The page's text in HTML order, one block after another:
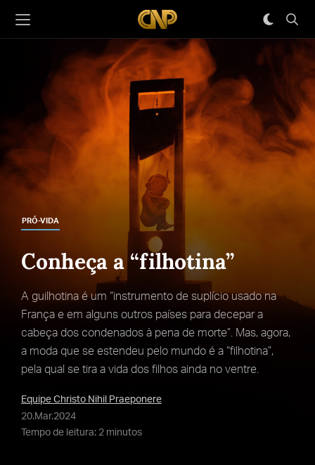
PRÓ-VIDA
Conheça a “filhotina”
A guilhotina é um “instrumento de suplício usado na
França e em alguns outros países para decepar a
cabeça dos condenados à pena de morte”. Mas, agora,
a moda que se estendeu pelo mundo é a “filhotina”,
pela qual se tira a vida dos filhos ainda no ventre.
Equipe Christo Nihil Praeponere
20.Mar.2024
Tempo de leitura: 2 minutos